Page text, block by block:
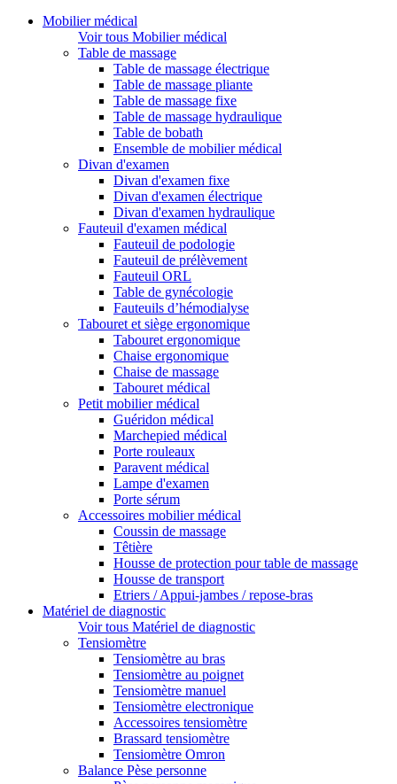
Mobilier médical
Voir tous Mobilier médical
Table de massage
Table de massage électrique
Table de massage pliante
Table de massage fixe
Table de massage hydraulique
Table de bobath
Ensemble de mobilier médical
Divan d'examen
Divan d'examen fixe
Divan d'examen électrique
Divan d'examen hydraulique
Fauteuil d'examen médical
Fauteuil de podologie
Fauteuil de prélèvement
Fauteuil ORL
Table de gynécologie
Fauteuils d’hémodialyse
Tabouret et siège ergonomique
Tabouret ergonomique
Chaise ergonomique
Chaise de massage
Tabouret médical
Petit mobilier médical
Guéridon médical
Marchepied médical
Porte rouleaux
Paravent médical
Lampe d'examen
Porte sérum
Accessoires mobilier médical
Coussin de massage
Têtière
Housse de protection pour table de massage
Housse de transport
Etriers / Appui-jambes / repose-bras
Matériel de diagnostic
Voir tous Matériel de diagnostic
Tensiomètre
Tensiomètre au bras
Tensiomètre au poignet
Tensiomètre manuel
Tensiomètre electronique
Accessoires tensiomètre
Brassard tensiomètre
Tensiomètre Omron
Balance Pèse personne